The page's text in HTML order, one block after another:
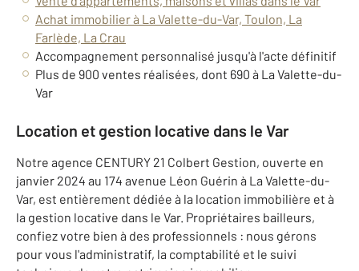
Achat immobilier à La Valette-du-Var, Toulon, La
Farlède, La Crau
Accompagnement personnalisé jusqu'à l'acte définitif
Plus de 900 ventes réalisées, dont 690 à La Valette-du-
Var
Location et gestion locative dans le Var
Notre agence CENTURY 21 Colbert Gestion, ouverte en
janvier 2024 au 174 avenue Léon Guérin à La Valette-du-
Var, est entièrement dédiée à la location immobilière et à
la gestion locative dans le Var. Propriétaires bailleurs,
confiez votre bien à des professionnels : nous gérons
pour vous l'administratif, la comptabilité et le suivi